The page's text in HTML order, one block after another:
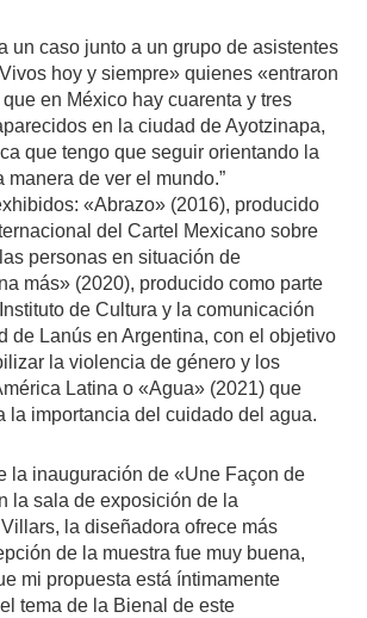
un caso junto a un grupo de asistentes
hoy y siempre» quienes «entraron
en México hay cuarenta y tres
en la ciudad de Ayotzinapa,
que tengo que seguir orientando la
manera de ver el mundo.”
«Abrazo» (2016), producido
del Cartel Mexicano sobre
personas en situación de
más» (2020), producido como parte
de Cultura y la comunicación
de Lanús en Argentina, con el objetivo
la violencia de género y los
Latina o «Agua» (2021) que
la importancia del cuidado del agua.
la inauguración de «Une Façon de
la sala de exposición de la
la diseñadora ofrece más
de la muestra fue muy buena,
mi propuesta está íntimamente
tema de la Bienal de este